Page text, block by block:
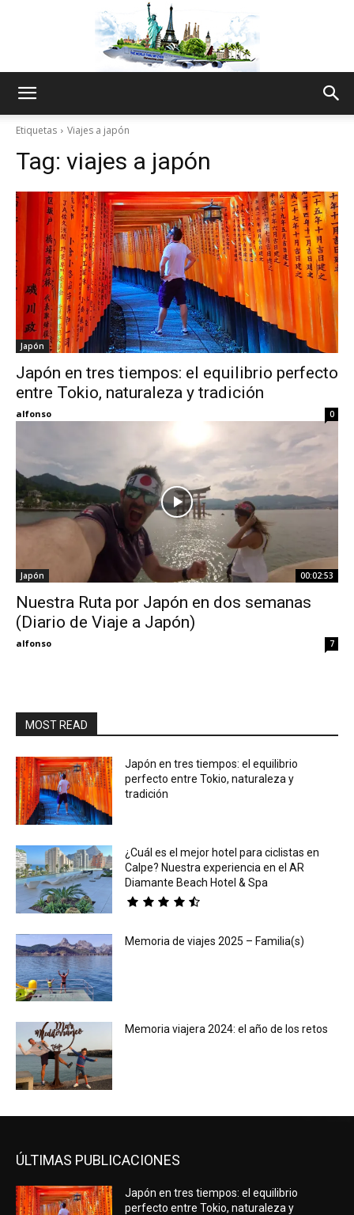
Thru
My
Eyes
Etiquetas Viajes a japón
Tag: viajes a japón
Japón
Japón en tres tiempos: el equilibrio perfecto
entre Tokio, naturaleza y tradición
alfonso 0
Japón 00:02:53
Nuestra Ruta por Japón en dos semanas
(Diario de Viaje a Japón)
alfonso 7
MOST READ
Japón en tres tiempos: el equilibrio
perfecto entre Tokio, naturaleza y
tradición
¿Cuál es el mejor hotel para ciclistas en
Calpe? Nuestra experiencia en el AR
Diamante Beach Hotel & Spa
Memoria de viajes 2025 – Familia(s)
Memoria viajera 2024: el año de los retos
ÚLTIMAS PUBLICACIONES
Japón en tres tiempos: el equilibrio
perfecto entre Tokio, naturaleza y